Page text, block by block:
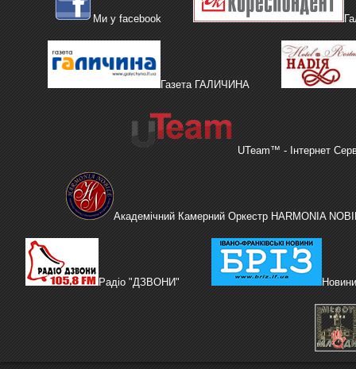
Ми у facebook
Газета ГАЛИЧИНА
UTeam™ - Інтернет
Академічний Камерний Оркестр HARMONIA
Радіо "ДЗВОНИ"